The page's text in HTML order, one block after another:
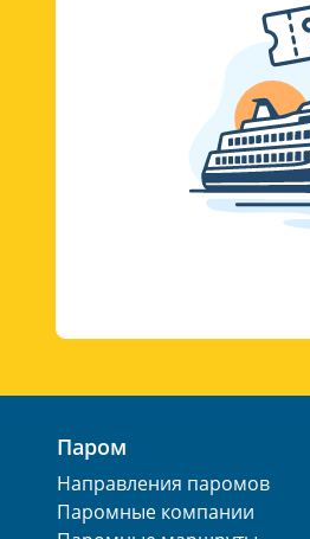
Паром
Направления паромов
Паромные компании